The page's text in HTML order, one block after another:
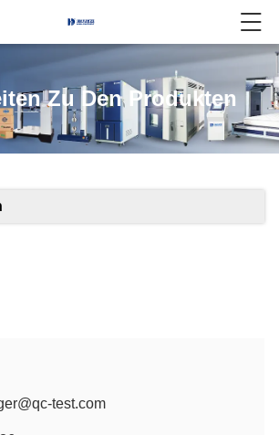
Zu Den Produkten
test.com